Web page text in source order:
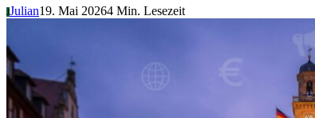
JJulian19. Mai 20264 Min. Lesezeit